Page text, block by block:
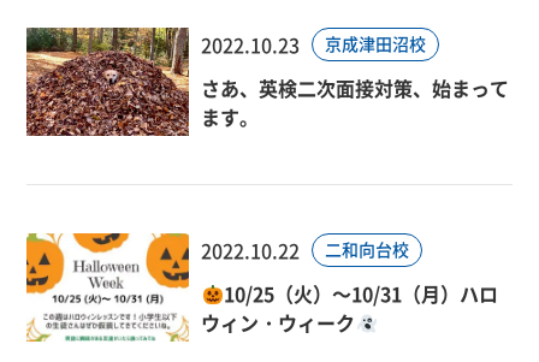
2022.10.23 京成津田沼校
さあ、英検二次面接対策、始まって
ます。
2022.10.22 二和向台校
10/25（火）～10/31（月）ハロ
ウィン・ウィーク